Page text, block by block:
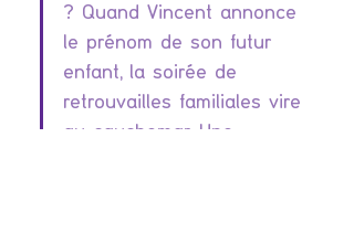
? Quand Vincent annonce
le prénom de son futur
enfant, la soirée de
retrouvailles familiales vire
au cauchemar. Une